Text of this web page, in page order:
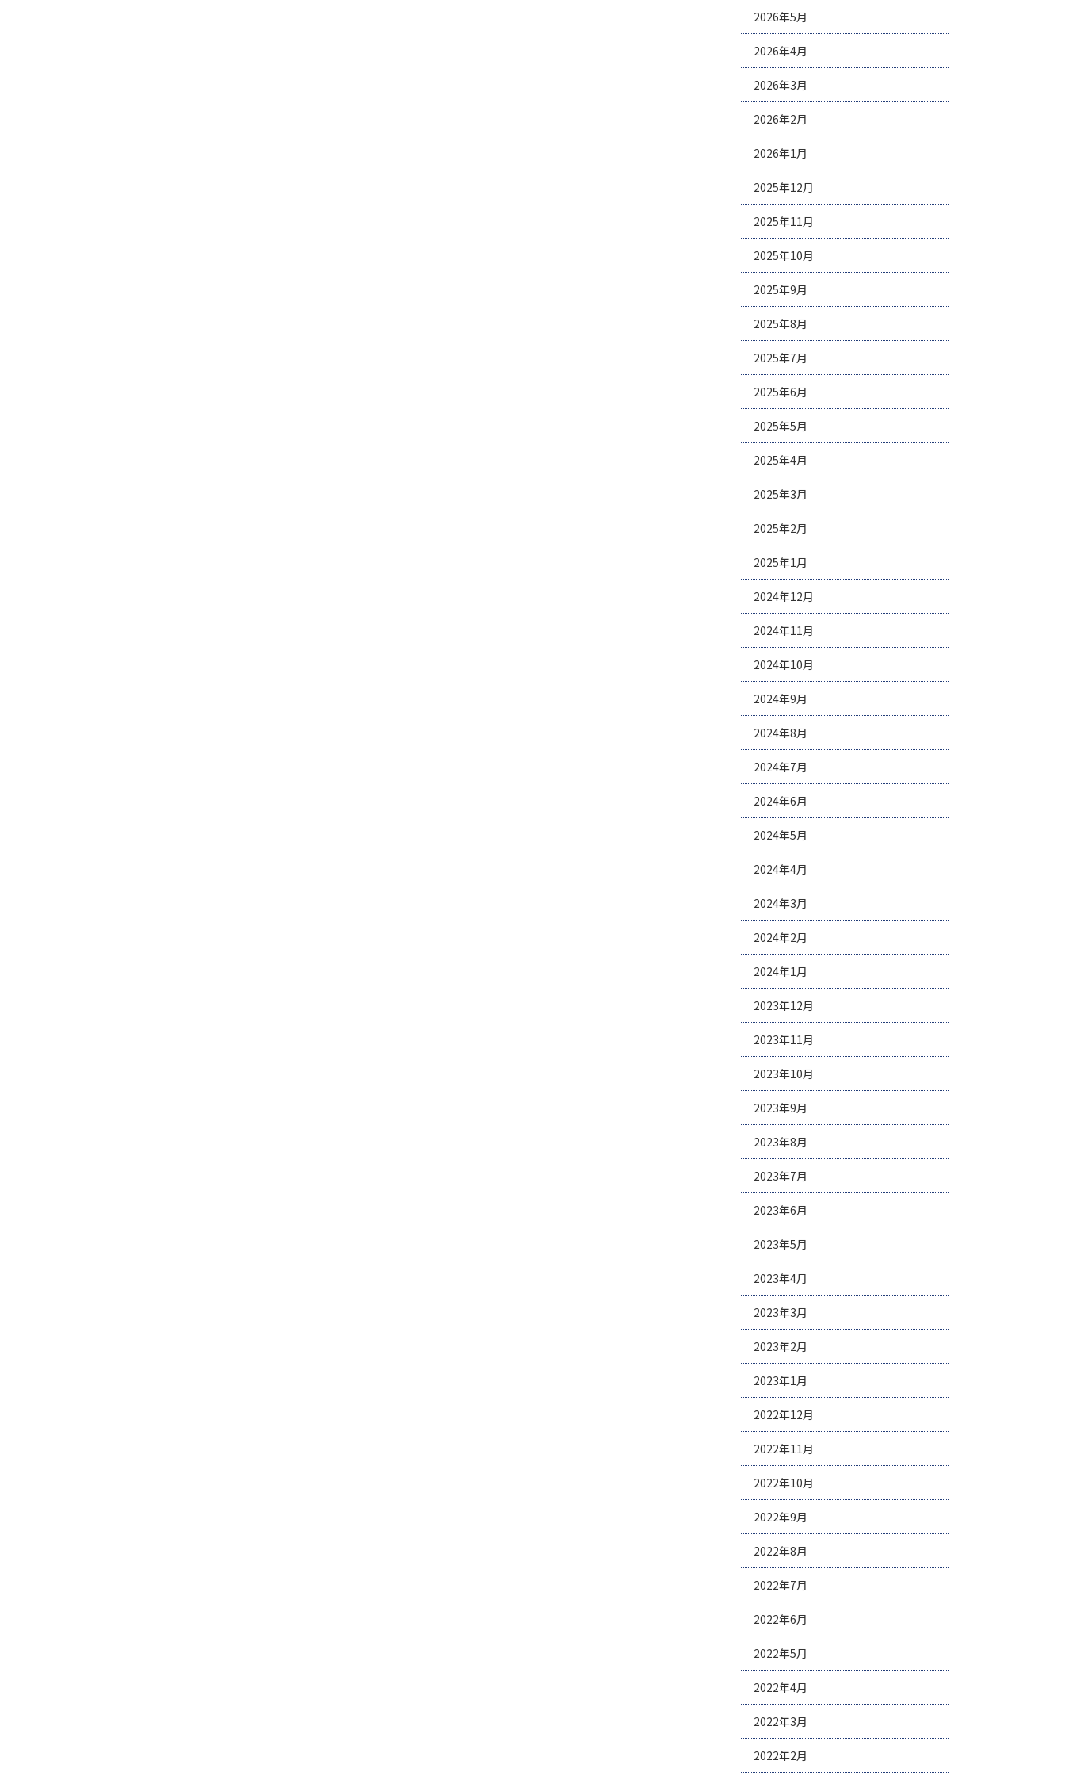
2026年5月
2026年4月
2026年3月
2026年2月
2026年1月
2025年12月
2025年11月
2025年10月
2025年9月
2025年8月
2025年7月
2025年6月
2025年5月
2025年4月
2025年3月
2025年2月
2025年1月
2024年12月
2024年11月
2024年10月
2024年9月
2024年8月
2024年7月
2024年6月
2024年5月
2024年4月
2024年3月
2024年2月
2024年1月
2023年12月
2023年11月
2023年10月
2023年9月
2023年8月
2023年7月
2023年6月
2023年5月
2023年4月
2023年3月
2023年2月
2023年1月
2022年12月
2022年11月
2022年10月
2022年9月
2022年8月
2022年7月
2022年6月
2022年5月
2022年4月
2022年3月
2022年2月